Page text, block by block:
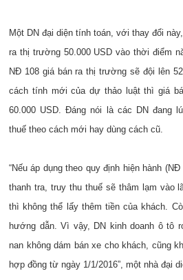
Một DN đại diện tính toán, với thay đổi
ra thị trường 50.000 USD vào thời điểm
NĐ 108 giá bán ra thị trường sẽ đội lên
cách tính mới của dự thảo luật thì giá
60.000 USD. Đáng nói là các DN đang
thuế theo cách mới hay dùng cách cũ.
“Nếu áp dụng theo quy định hiện hành
thanh tra, truy thu thuế sẽ thâm lạm vào
thì không thể lấy thêm tiền của khách.
hướng dẫn. Vì vậy, DN kinh doanh ô tô
nan không dám bán xe cho khách, cũng
hợp đồng từ ngày 1/1/2016”, một nhà đại